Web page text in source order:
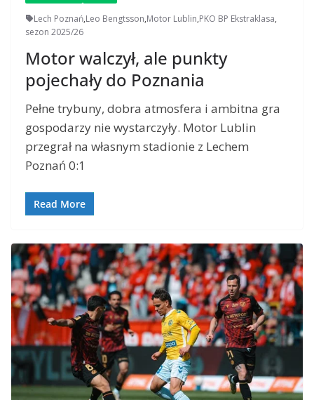
Lech Poznań,Leo Bengtsson,Motor Lublin,PKO BP Ekstraklasa,
sezon 2025/26
Motor walczył, ale punkty
pojechały do Poznania
Pełne trybuny, dobra atmosfera i ambitna gra
gospodarzy nie wystarczyły. Motor Lublin
przegrał na własnym stadionie z Lechem
Poznań 0:1
Read More